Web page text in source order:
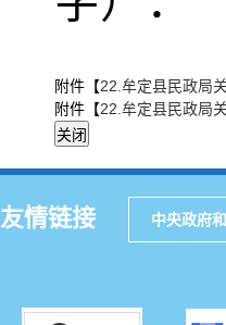
附件【22.牟定县民政局
附件【22.牟定县民政局
友情链接 中央政府